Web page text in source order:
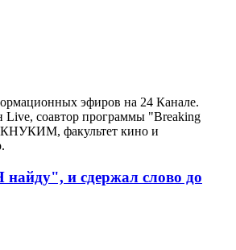
эфиров на 24 Канале.
Live, соавтор программы "Breaking
КНУКИМ, факультет кино и
и сдержал слово до